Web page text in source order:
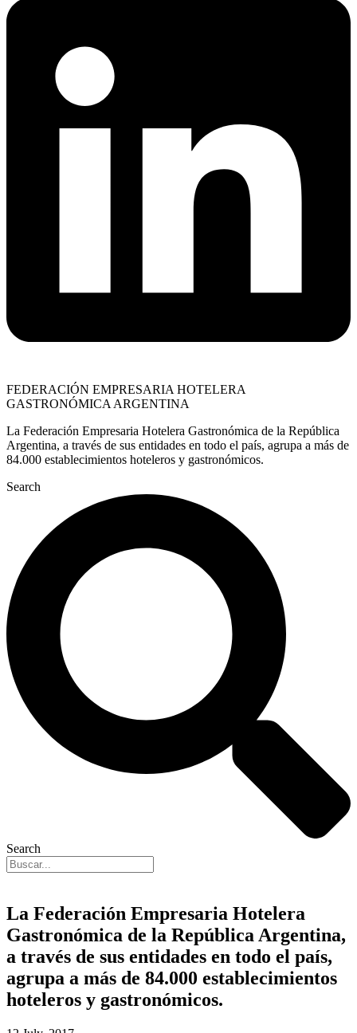
FEDERACIÓN EMPRESARIA HOTELERA
GASTRONÓMICA ARGENTINA
La Federación Empresaria Hotelera Gastronómica de la República
Argentina, a través de sus entidades en todo el país, agrupa a más de
84.000 establecimientos hoteleros y gastronómicos.
Search
Search
La Federación Empresaria Hotelera
Gastronómica de la República Argentina,
a través de sus entidades en todo el país,
agrupa a más de 84.000 establecimientos
hoteleros y gastronómicos.